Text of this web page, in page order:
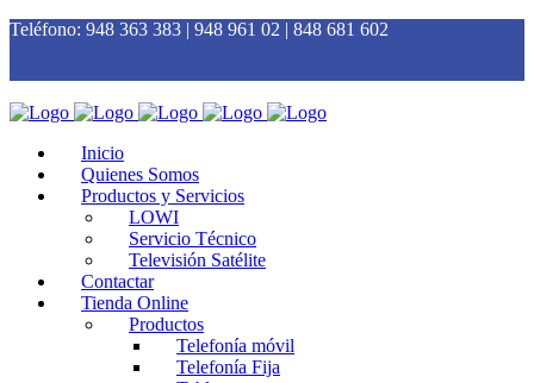
Teléfono: 948 363 383 | 948 961 02 | 848 681 602
Inicio
Quienes Somos
Productos y Servicios
LOWI
Servicio Técnico
Televisión Satélite
Contactar
Tienda Online
Productos
Telefonía móvil
Telefonía Fija